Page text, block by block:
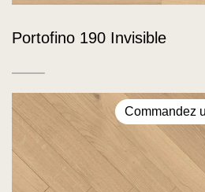
Portofino 190 Invisible
Commandez